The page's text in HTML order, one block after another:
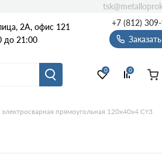
2А, офис 121
до 21:00
+7 (812)
0 0
электросварная прямоугольная 120х40х4 Ст3